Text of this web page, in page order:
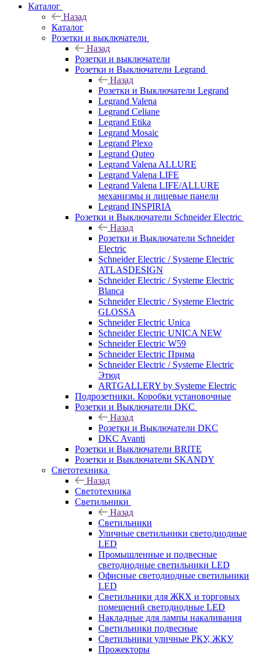
Каталог
Назад
Каталог
Розетки и выключатели
Назад
Розетки и выключатели
Розетки и Выключатели Legrand
Назад
Розетки и Выключатели Legrand
Legrand Valena
Legrand Celiane
Legrand Etika
Legrand Mosaic
Legrand Plexo
Legrand Quteo
Legrand Valena ALLURE
Legrand Valena LIFE
Legrand Valena LIFE/ALLURE
механизмы и лицевые панели
Legrand INSPIRIA
Розетки и Выключатели Schneider Electric
Назад
Розетки и Выключатели Schneider
Electric
Schneider Electric / Systeme Electric
ATLASDESIGN
Schneider Electric / Systeme Electric
Blanca
Schneider Electric / Systeme Electric
GLOSSA
Schneider Electric Unica
Schneider Electric UNICA NEW
Schneider Electric W59
Schneider Electric Прима
Schneider Electric / Systeme Electric
Этюд
ARTGALLERY by Systeme Electric
Подрозетники. Коробки установочные
Розетки и Выключатели DKC
Назад
Розетки и Выключатели DKC
DKC Avanti
Розетки и Выключатели BRITE
Розетки и Выключатели SKANDY
Светотехника
Назад
Светотехника
Светильники
Назад
Светильники
Уличные светильники светодиодные
LED
Промышленные и подвесные
светодиодные светильники LED
Офисные светодиодные светильники
LED
Светильники для ЖКХ и торговых
помещений светодиодные LED
Накладные для лампы накаливания
Светильники подвесные
Светильники уличные РКУ, ЖКУ
Прожекторы